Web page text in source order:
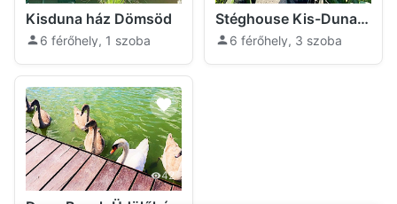
Kisduna ház Dömsöd
6 férőhely, 1 szoba
Stéghouse Kis-Duna Üdülőház Dömsöd
6 férőhely, 3 szoba
42